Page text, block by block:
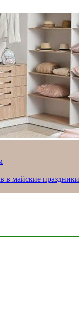
в майские праздники